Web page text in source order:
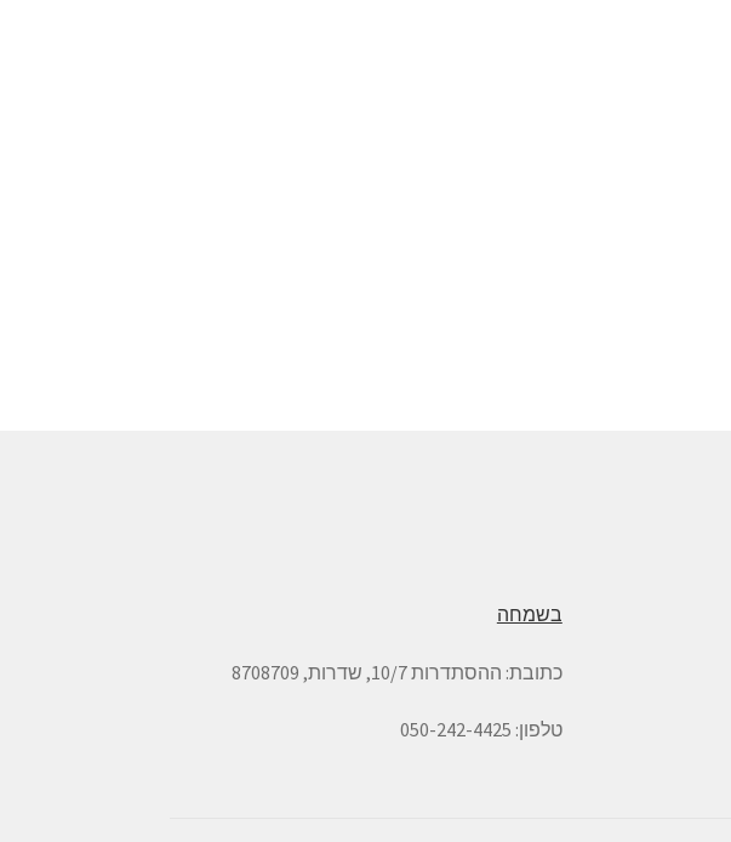
בשמחה
כתובת: ההסתדרות 10/7, שדרות, 8708709
טלפון: 050-242-4425